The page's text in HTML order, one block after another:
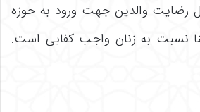
رضایت والدین جهت ورود به حوزه
نسبت به زنان واجب کفایی است.